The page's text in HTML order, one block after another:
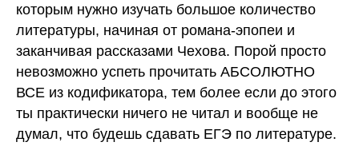
которым нужно изучать большое количество
литературы, начиная от романа-эпопеи и
заканчивая рассказами Чехова. Порой просто
невозможно успеть прочитать АБСОЛЮТНО
ВСЕ из кодификатора, тем более если до этого
ты практически ничего не читал и вообще не
думал, что будешь сдавать ЕГЭ по литературе.